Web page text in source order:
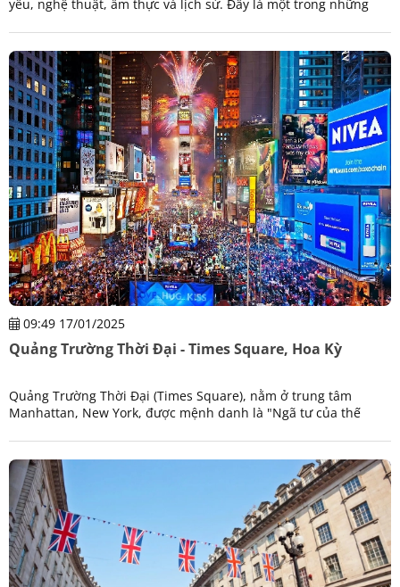
yêu, nghệ thuật, ẩm thực và lịch sử. Đây là một trong những
đa dạng, từ sự lộng lẫy của Paris đến những làng quê yên bình
tại Provence. Hãy cùng khám phá
09:49 17/01/2025
Quảng Trường Thời Đại - Times Square, Hoa Kỳ
Quảng Trường Thời Đại (Times Square), nằm ở trung tâm
Manhattan, New York, được mệnh danh là "Ngã tư của thế
chúng và ánh đèn không bao giờ tắt của thành phố không ngủ.